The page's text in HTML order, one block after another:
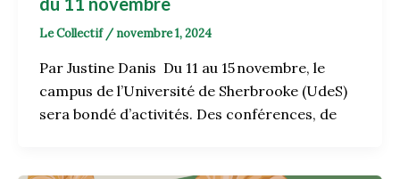
Le Collectif / novembre 1, 2024
Par Justine Danis Du 11 au 15 novembre, le
campus de l’Université de Sherbrooke (UdeS)
sera bondé d’activités. Des conférences, de